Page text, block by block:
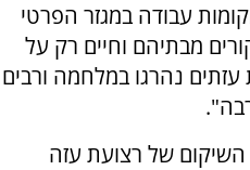
עבודה במגזר הפרטי
מבתיהם וחיים רק על
עזתים נהרגו במלחמה ורבים
של רצועת עזה